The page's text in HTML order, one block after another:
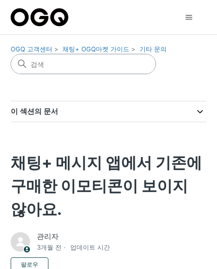
OGQ 고객센터 채팅+ OGQ마켓 가이드 기타 문의
이 섹션의 문서
채팅+ 메시지 앱에서 기존에
구매한 이모티콘이 보이지
않아요.
관리자
3개월 전 업데이트 시간
팔로우